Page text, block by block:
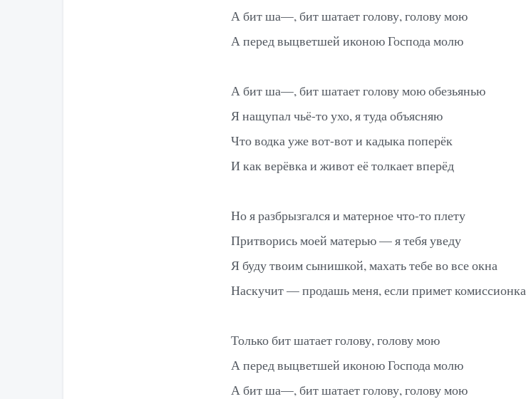
А бит ша—, бит шатает голову, голову мою
А перед выцветшей иконою Господа молю
А бит ша—, бит шатает голову мою обезьянью
Я нащупал чьё-то ухо, я туда объясняю
Что водка уже вот-вот и кадыка поперёк
И как верёвка и живот её толкает вперёд
Но я разбрызгался и матерное что-то плету
Притворись моей матерью — я тебя уведу
Я буду твоим сынишкой, махать тебе во все окна
Наскучит — продашь меня, если примет комиссионка
Только бит шатает голову, голову мою
А перед выцветшей иконою Господа молю
А бит ша—, бит шатает голову, голову мою